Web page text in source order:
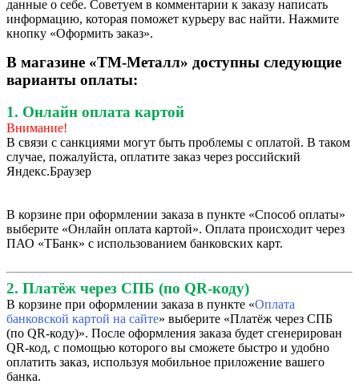
данные о себе. Советуем в комментарии к заказу написать
информацию, которая поможет курьеру вас найти. Нажмите
кнопку «Оформить заказ».
В магазине «ТМ-Металл» доступны следующие
варианты оплаты:
1. Онлайн оплата картой
Внимание!
В связи с санкциями могут быть проблемы с оплатой. В таком
случае, пожалуйста, оплатите заказ через российский
Яндекс.Браузер
В корзине при оформлении заказа в пункте «Способ оплаты»
выберите «Онлайн оплата картой». Оплата происходит через
ПАО «ТБанк» с использованием банковских карт.
2. Платёж через СПБ (по QR-коду)
В корзине при оформлении заказа в пункте «Оплата
банковской картой на сайте» выберите «Платёж через СПБ
(по QR-коду)». После оформления заказа будет сгенерирован
QR-код, с помощью которого вы сможете быстро и удобно
оплатить заказ, используя мобильное приложение вашего
банка.